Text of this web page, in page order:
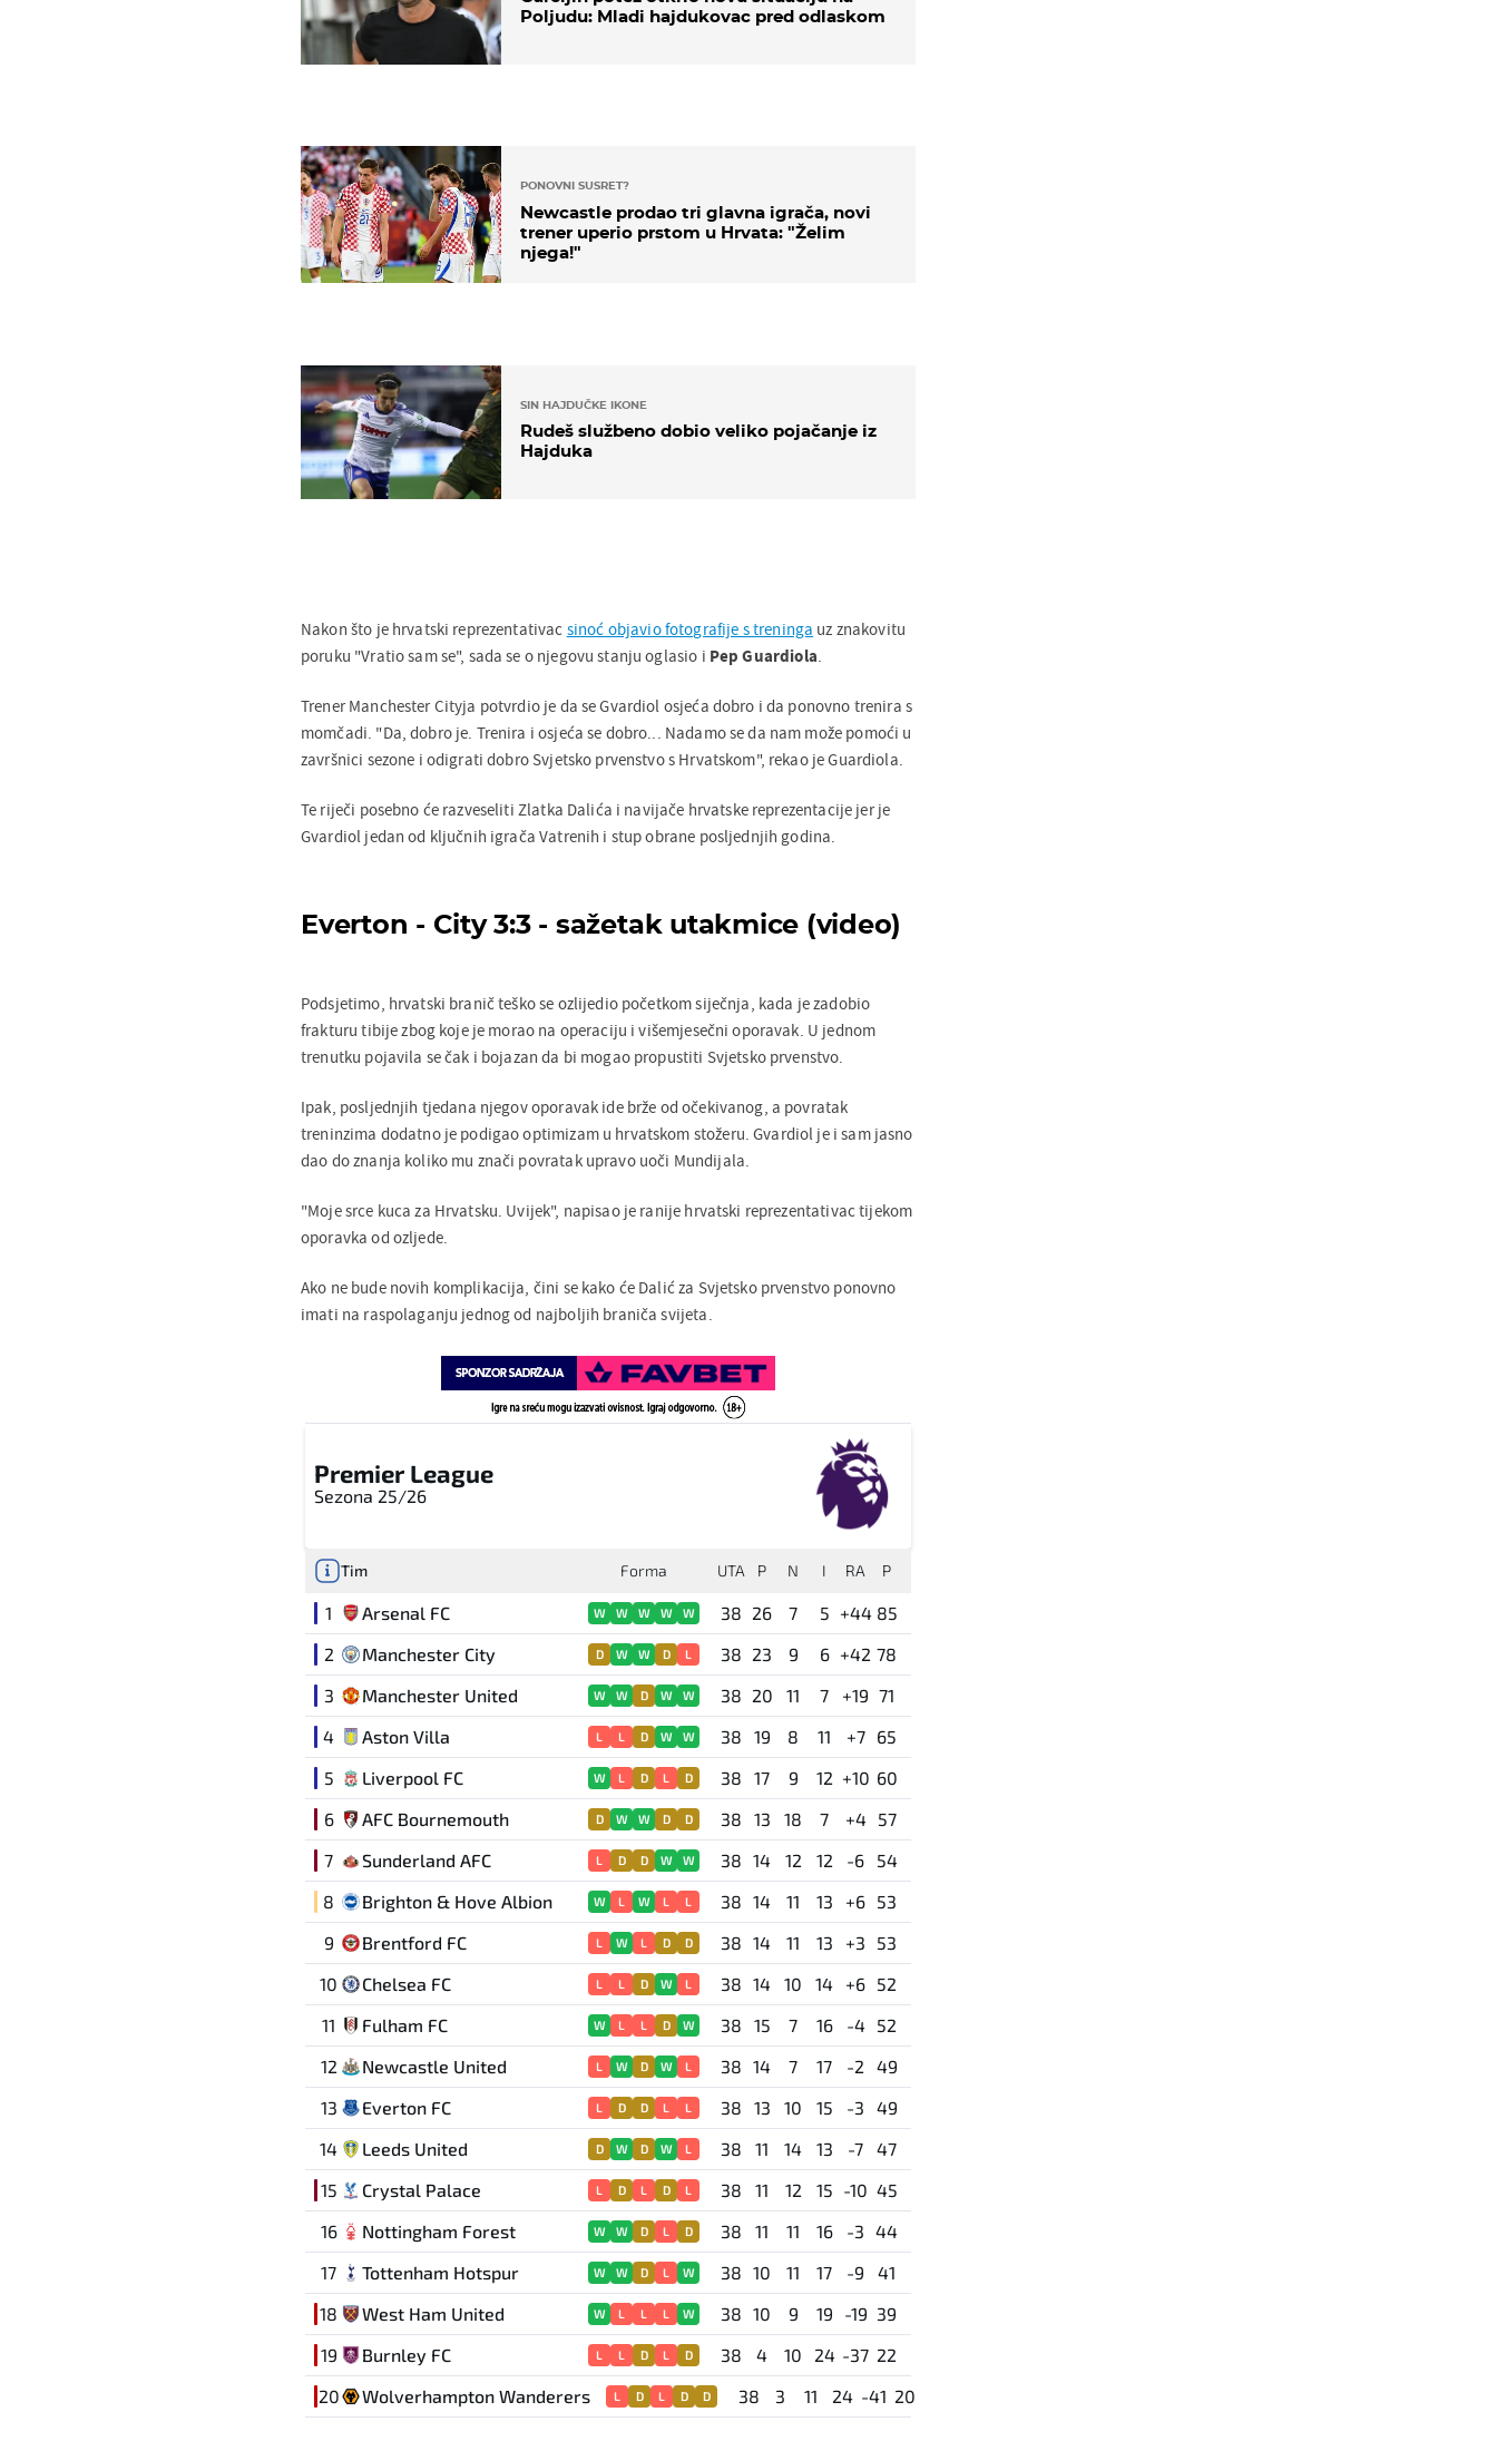
Poljudu: Mladi hajdukovac pred odlaskom
PONOVNI SUSRET?
Newcastle prodao tri glavna igrača, novi
trener uperio prstom u Hrvata: "Želim
njega!"
SIN HAJDUČKE IKONE
Rudeš službeno dobio veliko pojačanje iz
Hajduka
Nakon što je hrvatski reprezentativac sinoć objavio fotografije s treninga uz znakovitu
poruku "Vratio sam se", sada se o njegovu stanju oglasio i Pep Guardiola.
Trener Manchester Cityja potvrdio je da se Gvardiol osjeća dobro i da ponovno trenira s
momčadi. "Da, dobro je. Trenira i osjeća se dobro... Nadamo se da nam može pomoći u
završnici sezone i odigrati dobro Svjetsko prvenstvo s Hrvatskom", rekao je Guardiola.
Te riječi posebno će razveseliti Zlatka Dalića i navijače hrvatske reprezentacije jer je
Gvardiol jedan od ključnih igrača Vatrenih i stup obrane posljednjih godina.
Everton - City 3:3 - sažetak utakmice (video)
Podsjetimo, hrvatski branič teško se ozlijedio početkom siječnja, kada je zadobio
frakturu tibije zbog koje je morao na operaciju i višemjesečni oporavak. U jednom
trenutku pojavila se čak i bojazan da bi mogao propustiti Svjetsko prvenstvo.
Ipak, posljednjih tjedana njegov oporavak ide brže od očekivanog, a povratak
treninzima dodatno je podigao optimizam u hrvatskom stožeru. Gvardiol je i sam jasno
dao do znanja koliko mu znači povratak upravo uoči Mundijala.
"Moje srce kuca za Hrvatsku. Uvijek", napisao je ranije hrvatski reprezentativac tijekom
oporavka od ozljede.
Ako ne bude novih komplikacija, čini se kako će Dalić za Svjetsko prvenstvo ponovno
imati na raspolaganju jednog od najboljih braniča svijeta.
Premier League
Sezona 25/26
Tim Forma UTA P N I RA P
1 Arsenal FC W W W W W 38 26 7 5 +44 85
2
Manchester City D W W D L 38 23 9 6 +42 78
3
Manchester United W W D W W 38 20 11 7 +19 71
4
Aston Villa L L D W W 38 19 8 11 +7
65
5
Liverpool FC W L D L D 38 17 9 12 +10 60
6
AFC Bournemouth D W W D D 38 13 18 7 +4
57
7
Sunderland AFC L D D W W 38 14 12 12 -6
54
8
Brighton & Hove Albion W L W L L 38 14 11 13 +6 53
9
Brentford FC L W L D D 38 14 11 13 +3
53
10
Chelsea FC L L D W L 38 14 10 14 +6 52
11
Fulham FC W L L D W 38 15 7 16 -4
52
12
Newcastle United L W D W L 38 14 7 17 -2
49
13
Everton FC L D D L L 38 13 10 15 -3
49
14
Leeds United D W D W L 38 11 14 13 -7
47
15
Crystal Palace L D L D L 38 11 12 15 -10 45
16
Nottingham Forest W W D L D 38 11 11 16 -3 44
17
Tottenham Hotspur W W D L W 38 10 11 17 -9
41
18
West Ham United W L L L W 38 10 9 19 -19 39
19
Burnley FC L L D L D 38 4 10 24 -37 22
20
Wolverhampton Wanderers L D L D D 38 3 11 24 -41 20